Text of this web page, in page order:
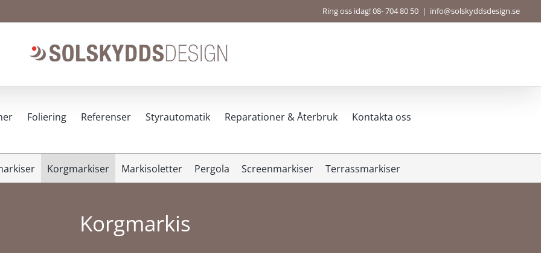
Korgmarkiser Markisoletter Pergola Screenmarkiser Terrassmarkiser
Ring oss idag! 08- 704 80 50 | info@solskyddsdesign.se
Foliering Referenser Styrautomatik Reparationer & Återbruk Kontakta oss
Korgmarkis